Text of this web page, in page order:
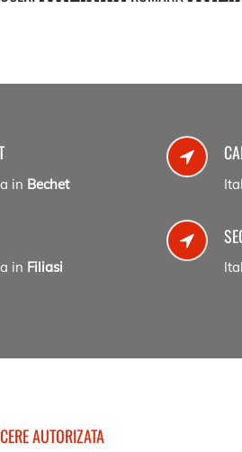
in Bechet
in Filiasi
AUTORIZATA